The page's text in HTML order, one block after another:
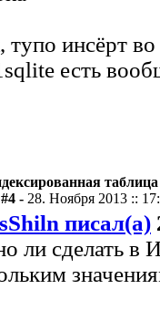
тупо инсёрт
есть
таблица
- 28. Ноября 2013 ::
писал(а)
ли сделать в